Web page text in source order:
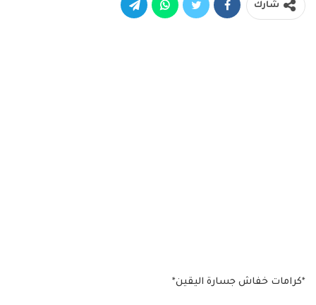
شارك
*كرامات خفاش جسارة اليقين*